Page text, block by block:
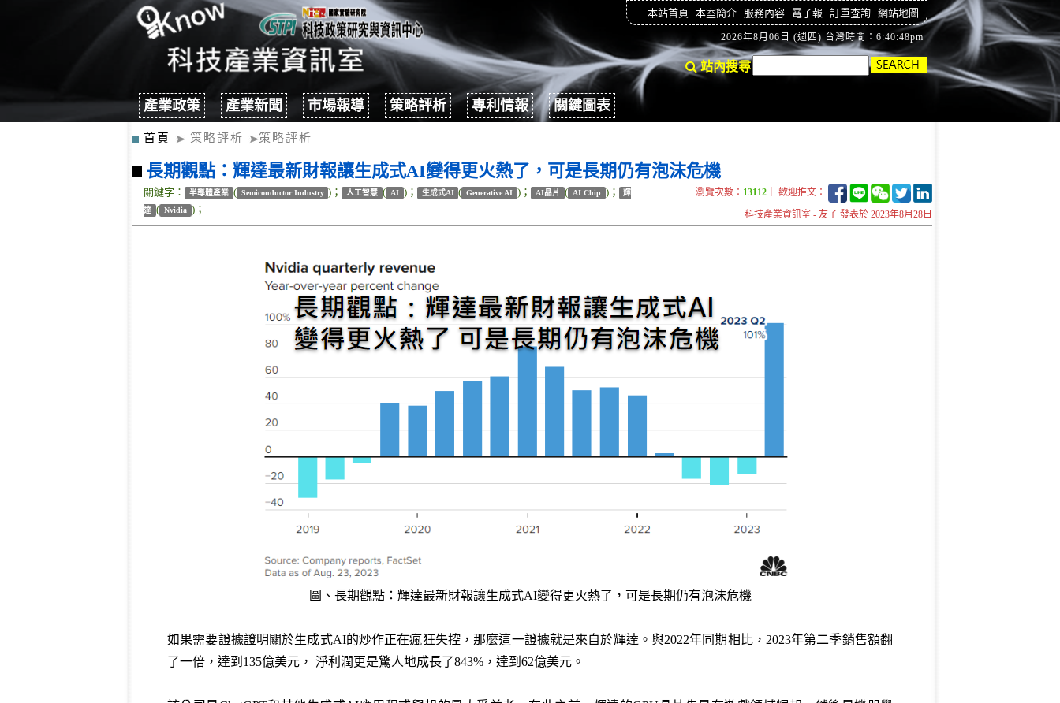
本站首頁 本室簡介 服務內容 電子報 訂單查詢 網站地圖
2026年8月06日 (週四) 台灣時間：6:40:48pm
站內搜尋
產業政策 產業新聞 市場報導 策略評析 專利情報 關鍵圖表
首頁 策略評析 策略評析
長期觀點：輝達最新財報讓生成式AI變得更火熱了，可是長期仍有泡沫危機
關鍵字： 半導體產業 ( Semiconductor Industry )； 人工智慧 ( AI )； 生成式AI ( Generative AI )； AI晶片 ( AI Chip )；
輝
達 ( Nvidia )；
瀏覽次數： 13112 ｜ 歡迎推文：
科技產業資訊室 - 友子 發表於 2023年8月28日
圖、長期觀點：輝達最新財報讓生成式AI變得更火熱了，可是長期仍有泡沫危機
如果需要證據證明關於生成式AI的炒作正在瘋狂失控，那麼這一證據就是來自於輝達。與2022年同期相比，2023年第二季銷售額翻
了一倍，達到135億美元， 淨利潤更是驚人地成長了843%，達到62億美元。